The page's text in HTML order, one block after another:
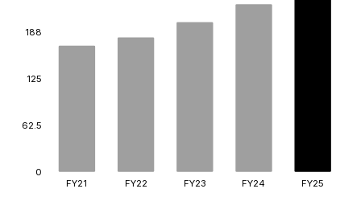
0
62.5
125
188
FY21 FY22 FY23 FY24 FY25